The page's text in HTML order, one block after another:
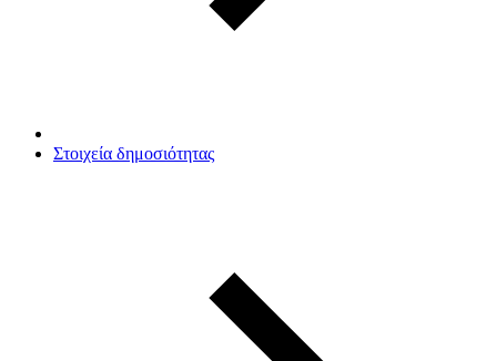
Στοιχεία δημοσιότητας